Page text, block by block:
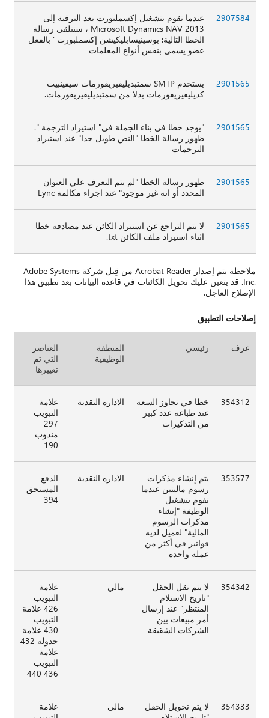
2907584
عندما تقوم بتشغيل إكسملبورت بعد الترقية إلى
Microsoft Dynamics NAV 2013 ، ستتلقى رسالة
الخطا التالية: بوسينيسابليكيشن إكسملبورت ' بالفعل
عضو يسمي بنفس أنواع المعلمات
2901565
يستخدم SMTP سمتبديليفيريفورمات سيفينبيت
كديليفيريفورمات بدلا من سمتبديليفيريفورمات.
2901565
"يوجد خطا في بناء الجملة في" استيراد الترجمة ".
ظهور رسالة الخطا "النص طويل جدا" عند استيراد
الترجمات
2901565
ظهور رسالة الخطا "لم يتم التعرف علي العنوان
المحدد أو انه غير موجود" عند اجراء مكالمة Lync
2901565
لا يتم التراجع عن استيراد الكائن عند مصادفه خطا
اثناء استيراد ملف الكائن txt.
ملاحظة يتم إصدار Acrobat Reader من قِبل شركة Adobe Systems
Inc.‎. قد يتعين عليك تحويل الكائنات في قاعده البيانات بعد تطبيق هذا
الإصلاح العاجل.
إصلاحات التطبيق
عرف رئيسي
المنطقة
الوظيفية
العناصر
التي تم
تغييرها
354312
خطا في تجاوز السعه
عند طباعه عدد كبير
من التذكيرات
الاداره النقدية
علامة
التبويب
297
مندوب
190
353577
يتم إنشاء مذكرات
رسوم ماليتين عندما
تقوم بتشغيل
الوظيفة "إنشاء
مذكرات الرسوم
المالية" لعميل لديه
فواتير في أكثر من
عمله واحده
الاداره النقدية
الدفع
المستحق
394
354342
لا يتم نقل الحقل
"تاريخ الاستلام
المنتظر" عند إرسال
أمر مبيعات بين
الشركات الشقيقة
مالي
علامة
التبويب
426 علامة
التبويب
430 علامة
جدوله 432
علامة
التبويب
436 440
354333
لا يتم تحويل الحقل
مالي
علامة